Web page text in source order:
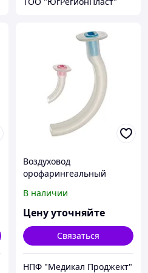
Воздуховод
орофарингеальный
4
В наличии
Цену уточняйте
Связаться
НПФ "Медикал Проджект"